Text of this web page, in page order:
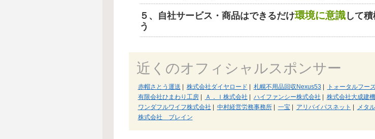
５、自社サービス・商品はできるだけ環境に意識して積
う
近くのオフィシャルスポンサー
赤帽さとう運送 株式会社ダイヤロード 札幌不用品回収Nexus53 トォータルフー
有限会社ひまわり工房| Ａ．Ｉ株式会社 ハイファンシー株式会社 株式会社大成建機
ワンダフルワイフ株式会社
中村経営労務事務所| 一宝 アリバイパスネット メタ
株式会社 ブレイン